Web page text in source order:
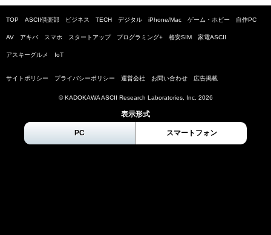
TOP ASCII倶楽部 ビジネス TECH デジタル iPhone/Mac ゲーム・ホビー 自作PC
AV アキバ スマホ スタートアップ プログラミング+ 格安SIM 家電ASCII
アスキーグルメ IoT
サイトポリシー プライバシーポリシー 運営会社 お問い合わせ 広告掲載
© KADOKAWA ASCII Research Laboratories, Inc. 2026
表示形式
PC スマートフォン